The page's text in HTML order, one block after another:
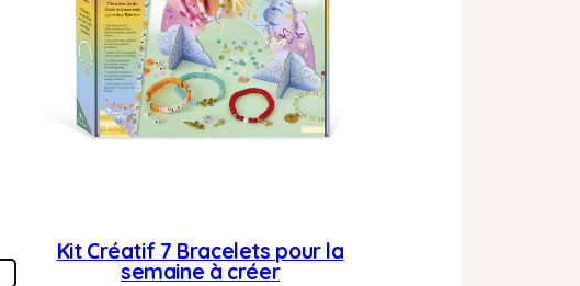
Kit Créatif 7 Bracelets pour la
semaine à créer